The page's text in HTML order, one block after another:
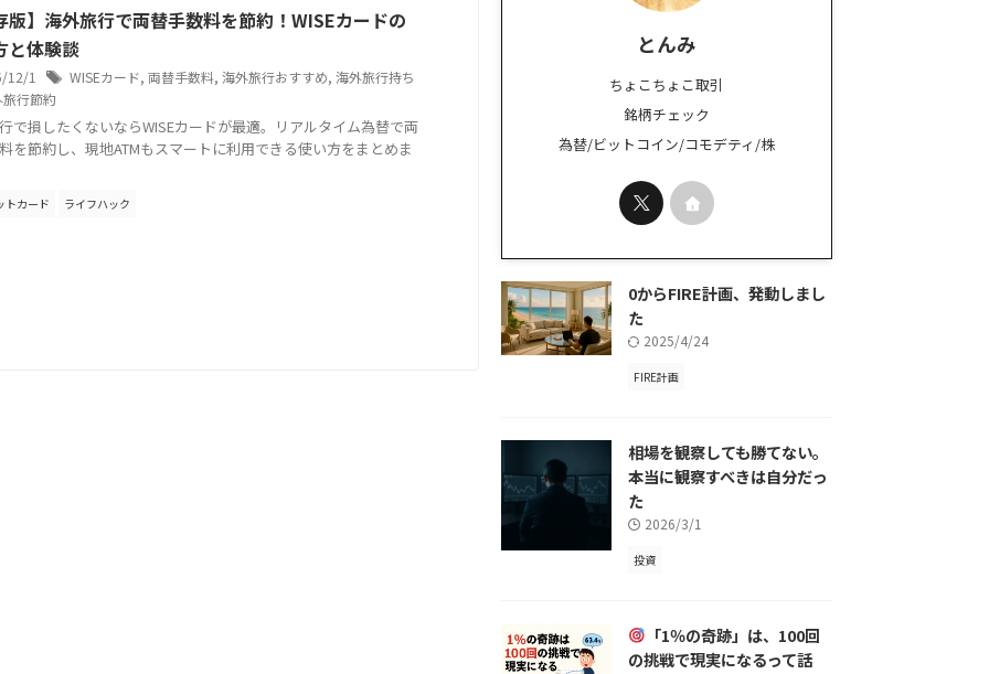
版】海外旅行で両替手数料を節約！WISEカードの
と体験談
12/1 WISEカード, 両替手数料, 海外旅行おすすめ, 海外旅行持ち
行節約
で損したくないならWISEカードが最適。リアルタイム為替で両
を節約し、現地ATMもスマートに利用できる使い方をまとめま
トカード ライフハック
とんみ
ちょこちょこ取引
銘柄チェック
為替/ビットコイン/コモデティ/株
0からFIRE計画、発動しまし
た
2025/4/24
FIRE計画
相場を観察しても勝てない。
本当に観察すべきは自分だっ
た
2026/3/1
投資
「1％の奇跡」は、100回
の挑戦で現実になるって話